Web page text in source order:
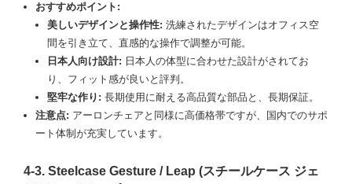
おすすめポイント:
美しいデザインと操作性: 洗練されたデザインはオフィス空
間を引き立て、直感的な操作で調整が可能。
日本人向け設計: 日本人の体型に合わせた設計がされてお
り、フィット感が良いと評判。
堅牢な作り: 長期使用に耐える高品質な部品と、長期保証。
注意点: アーロンチェアと同様に高価格帯ですが、国内でのサポ
ート体制が充実しています。
4-3. Steelcase Gesture / Leap (スチールケース ジェ